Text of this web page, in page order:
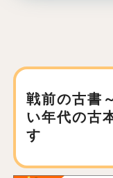
戦前の古書
い年代の古
す